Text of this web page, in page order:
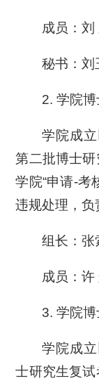
成员：
秘书：刘
2. 学院
学院成
第二批博士
学院“申请-考
违规处理，负
组长：张
成员：
3. 学院
学院成
士研究生复